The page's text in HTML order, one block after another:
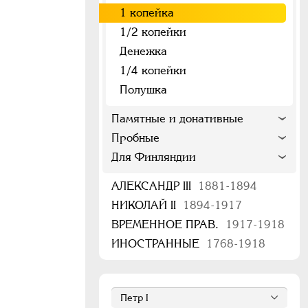
1 копейка
1/2 копейки
Денежка
1/4 копейки
Полушка
Памятные и донативные
Пробные
Для Финляндии
АЛЕКСАНДР III
1881-1894
НИКОЛАЙ II
1894-1917
ВРЕМЕННОЕ ПРАВ.
1917-1918
ИНОСТРАННЫЕ
1768-1918